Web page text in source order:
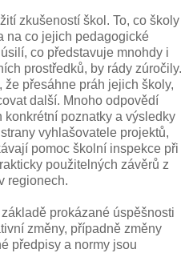
zkušeností škol. To, co školy
na co jejich pedagogické
co představuje mnohdy i
prostředků, by rády zúročily.
že přesáhne práh jejich školy,
další. Mnoho odpovědí
poznatky a výsledky
vyhlašovatele projektů,
pomoc školní inspekce při
použitelných závěrů z
regionech.
prokázané úspěšnosti
změny, případně změny
předpisy a normy jsou